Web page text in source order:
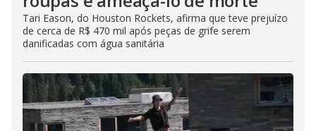
Tari Eason, do Houston Rockets, afirma que teve prejuízo
de cerca de R$ 470 mil após peças de grife serem
danificadas com água sanitária